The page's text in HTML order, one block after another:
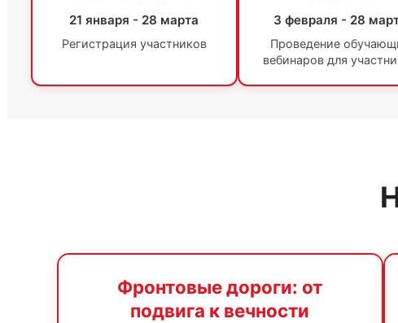
21 января - 28 марта
Регистрация участников
3 февраля - 28
Проведение
вебинаров для
Фронтовые дороги: от
подвига к вечности